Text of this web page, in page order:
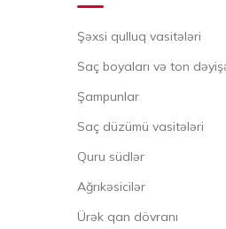
Şəxsi qulluq vasitələri
Saç boyaları və ton
Şampunlar
Saç düzümü vasitələri
Quru südlər
Ağrıkəsicilər
Ürək qan dövranı